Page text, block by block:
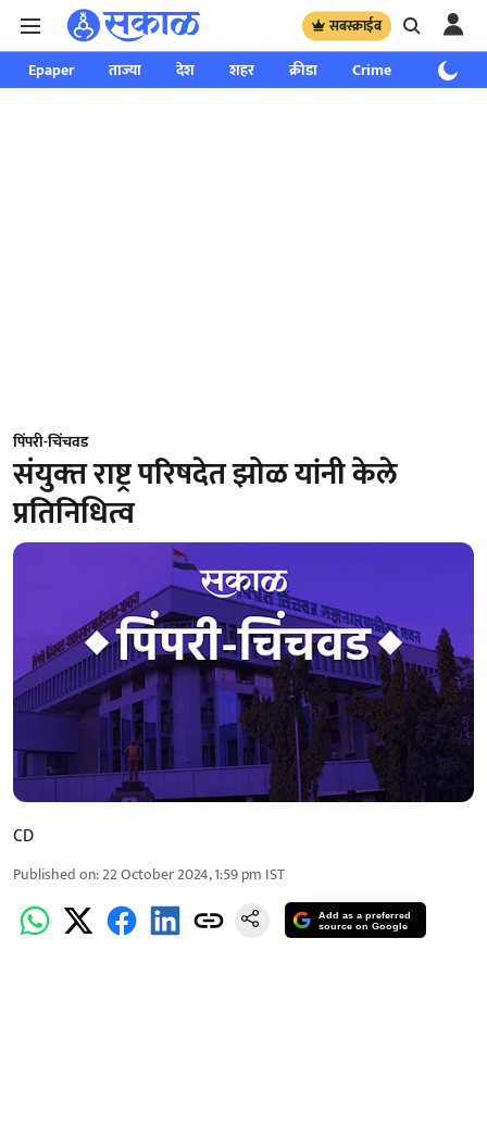
सबस्क्राईब
Epaper ताज्या देश शहर क्रीडा Crime साप्ताहिक
पिंपरी-चिंचवड
संयुक्‍त राष्ट्र परिषदेत झोळ यांनी केले
प्रतिनिधित्व
CD
Published on:22 October 2024, 1:59 pm IST
Add as a preferred
source on Google